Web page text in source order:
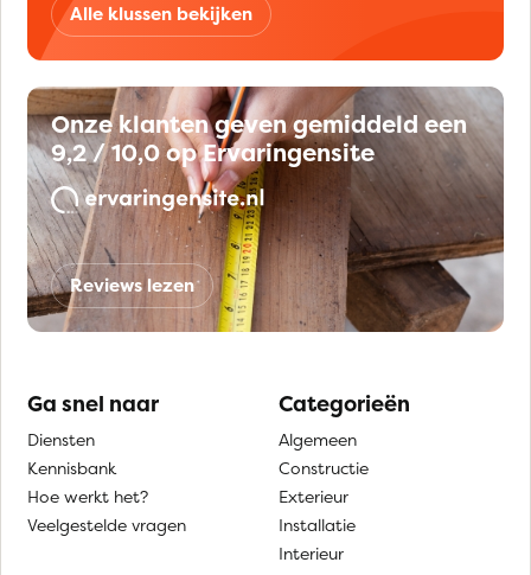
Alle klussen bekijken
Onze klanten geven gemiddeld een
9,2 / 10,0 op Ervaringensite
Reviews lezen
Ga snel naar
Diensten
Kennisbank
Hoe werkt het?
Veelgestelde vragen
Categorieën
Algemeen
Constructie
Exterieur
Installatie
Interieur